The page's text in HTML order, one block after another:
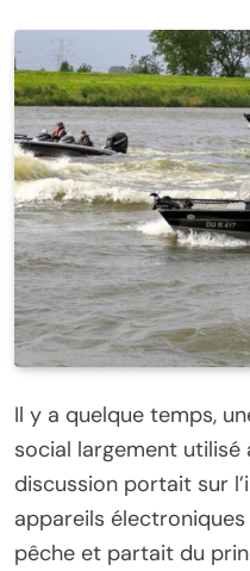
Il y a quelque temps,
social largement
discussion portait sur
appareils
pêche et partait du